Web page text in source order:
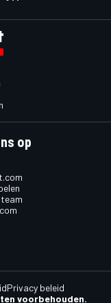
op
voorbehouden.
Privacy beleid